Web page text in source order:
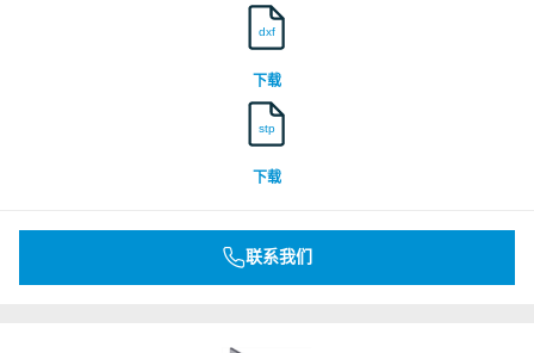
dxf
下载
stp
下载
联系我们